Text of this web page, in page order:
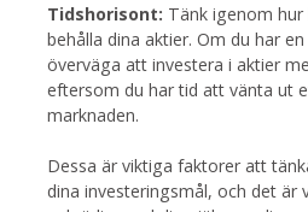
Tidshorisont: Tänk igenom
behålla dina aktier. Om du har
överväga att investera i aktier
eftersom du har tid att vänta ut
marknaden.
Dessa är viktiga faktorer att
dina investeringsmål, och det är